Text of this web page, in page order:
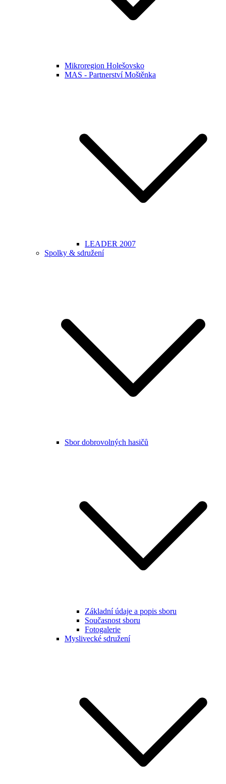
Mikroregion Holešovsko
MAS - Partnerství Moštěnka
LEADER 2007
Spolky & sdružení
Sbor dobrovolných hasičů
Základní údaje a popis sboru
Současnost sboru
Fotogalerie
Myslivecké sdružení